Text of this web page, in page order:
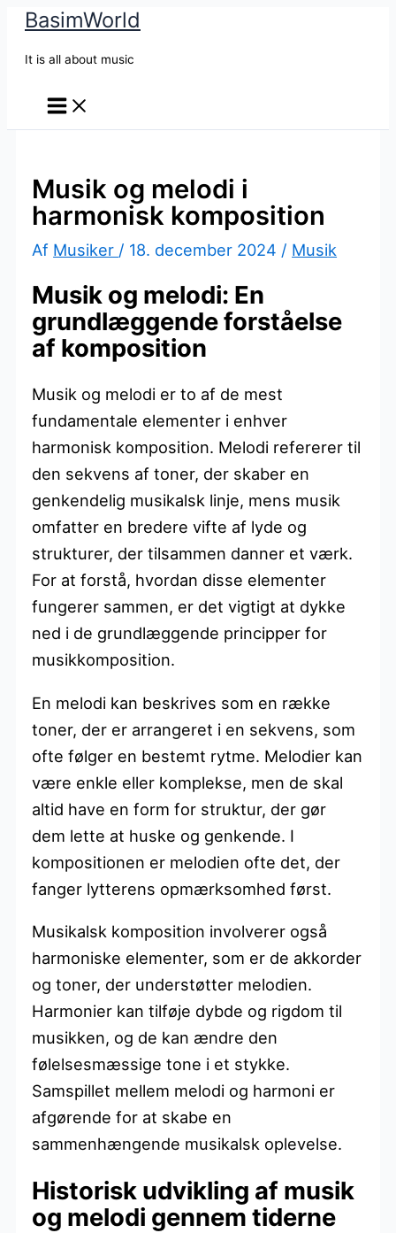
BasimWorld
It is all about music
Musik og melodi i
harmonisk komposition
Af Musiker / 18. december 2024 / Musik
Musik og melodi: En
grundlæggende forståelse
af komposition
Musik og melodi er to af de mest
fundamentale elementer i enhver
harmonisk komposition. Melodi refererer til
den sekvens af toner, der skaber en
genkendelig musikalsk linje, mens musik
omfatter en bredere vifte af lyde og
strukturer, der tilsammen danner et værk.
For at forstå, hvordan disse elementer
fungerer sammen, er det vigtigt at dykke
ned i de grundlæggende principper for
musikkomposition.
En melodi kan beskrives som en række
toner, der er arrangeret i en sekvens, som
ofte følger en bestemt rytme. Melodier kan
være enkle eller komplekse, men de skal
altid have en form for struktur, der gør
dem lette at huske og genkende. I
kompositionen er melodien ofte det, der
fanger lytterens opmærksomhed først.
Musikalsk komposition involverer også
harmoniske elementer, som er de akkorder
og toner, der understøtter melodien.
Harmonier kan tilføje dybde og rigdom til
musikken, og de kan ændre den
følelsesmæssige tone i et stykke.
Samspillet mellem melodi og harmoni er
afgørende for at skabe en
sammenhængende musikalsk oplevelse.
Historisk udvikling af musik
og melodi gennem tiderne